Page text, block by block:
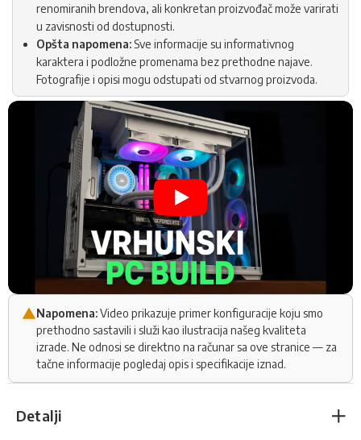
renomiranih brendova, ali konkretan proizvođač može varirati
u zavisnosti od dostupnosti.
Opšta napomena: Sve informacije su informativnog
karaktera i podložne promenama bez prethodne najave.
Fotografije i opisi mogu odstupati od stvarnog proizvoda.
Napomena:Video prikazuje primer konfiguracije koju smo
prethodno sastavili i služi kao ilustracija našeg kvaliteta
izrade. Ne odnosi se direktno na računar sa ove stranice — za
tačne informacije pogledaj opis i specifikacije iznad.
Detalji